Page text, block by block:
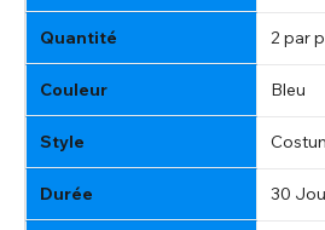
Quantité 2 par
Couleur Bleu
Style
Durée 30